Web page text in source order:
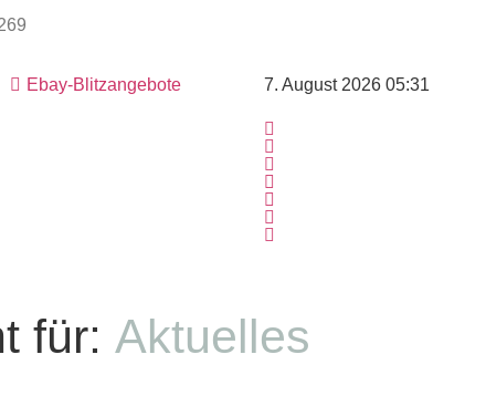
Ebay-Blitzangebote 7. August 2026 05:31
für: Aktuelles